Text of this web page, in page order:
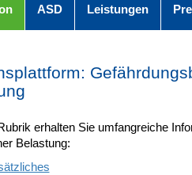
ASD Leistungen
erhalten Sie umfangreiche
Belastung: